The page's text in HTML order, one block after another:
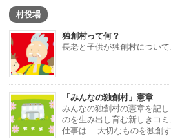
村役場
独創村って何？
長老と子供が独創村について
「みんなの独創村」憲章
みんなの独創村の憲章を記
のを生み出し育む新しきコ
仕事は 「大切なものを独創